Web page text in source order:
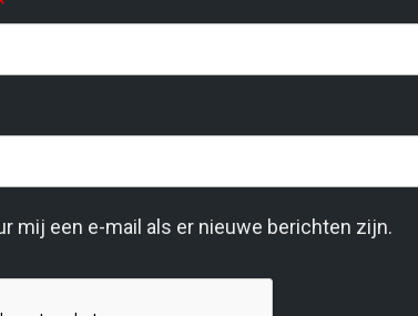
mij een e-mail als er nieuwe berichten zijn.